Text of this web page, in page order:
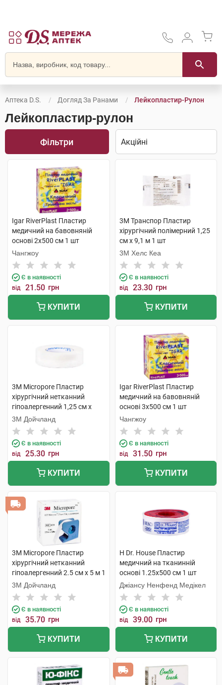
Аптека D.S. Догляд За Ранами Лейкопластир-Рулон
Лейкопластир-рулон
Фільтри
Igar RiverPlast Пластир
медичний на бавовняній
основі 2х500 см 1 шт
Чангжоу
Є в наявності
від 21.50 грн
КУПИТИ
3M Транспор Пластир
хірургічний полімерний 1,25
см х 9,1 м 1 шт
3M Хелс Кеа
Є в наявності
від 23.30 грн
КУПИТИ
3M Micropore Пластир
хірургічний нетканний
гіпоалергенний 1,25 см х
9.14 м 1 шт
3М Дойчланд
Є в наявності
від 25.30 грн
КУПИТИ
Igar RiverPlast Пластир
медичний на бавовняній
основі 3х500 см 1 шт
Чангжоу
Є в наявності
від 31.50 грн
КУПИТИ
3M Micropore Пластир
хірургічний нетканний
гіпоалергенний 2.5 см х 5 м 1
шт
3М Дойчланд
Є в наявності
від 35.70 грн
КУПИТИ
H Dr. House Пластир
медичний на тканинній
основі 1.25х500 см 1 шт
Джіансу Ненфенд Медікел
Є в наявності
від 39.00 грн
КУПИТИ